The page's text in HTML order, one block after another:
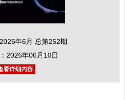
年6月 总第252期
2026年06月10日
看详细内容